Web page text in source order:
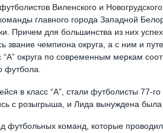
Виленского и
главного города Западной
Причем для большинства из них
звание чемпиона округа, а с ним и
“А” округа по современным меркам
футбола.
в класс “А”, стали футболисты 77-
с розыгрыша, и Лида вынуждена была
футбольных команд, которые